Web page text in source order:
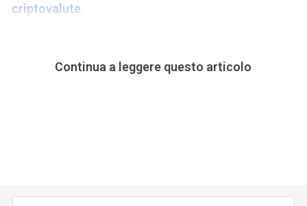
criptovalute
Continua a leggere questo articolo